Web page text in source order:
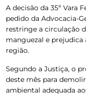
A decisão da 35ª Vara
pedido da Advocacia-
restringe a circulação
manguezal e prejudica
região.
Segundo a Justiça, o
deste mês para
ambiental adequada